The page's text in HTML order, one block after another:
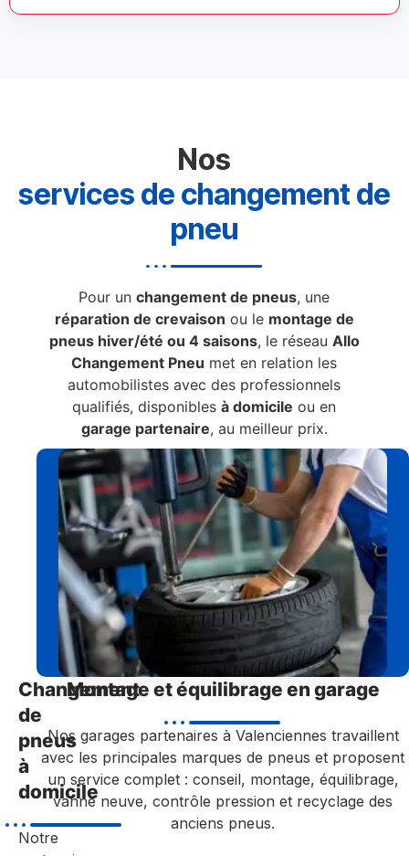
Nos
services de changement de
pneu
Pour unchangement de pneus, une
réparation de crevaison ou le montage de
pneus hiver/été ou 4 saisons, le réseau Allo
Changement Pneu met en relation les
automobilistes avec des professionnels
qualifiés, disponiblesà domicile ou en
garage partenaire, au meilleur prix.
Changement
de
pneus
à
domicile
Notre
Montage et équilibrage en garage
Nos garages partenaires à Valenciennes travaillent
avec les principales marques de pneus et proposent
un service complet : conseil, montage, équilibrage,
vanne neuve, contrôle pression et recyclage des
anciens pneus.